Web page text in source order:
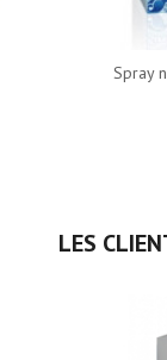
Spray
LES